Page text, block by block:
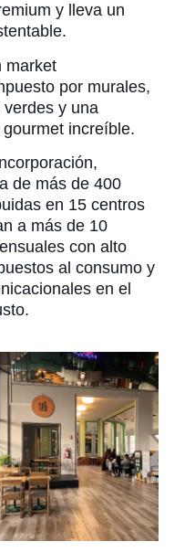
y lleva un
market
por murales,
y una
increíble.
de más de 400
en 15 centros
a más de 10
con alto
al consumo y
en el